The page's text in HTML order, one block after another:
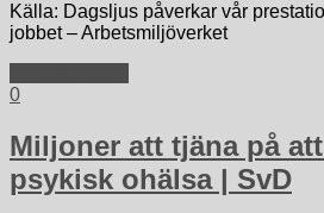
Källa: Dagsljus påverkar vår
jobbet – Arbetsmiljöverket
0
Miljoner att tjäna på
psykisk ohälsa | SvD